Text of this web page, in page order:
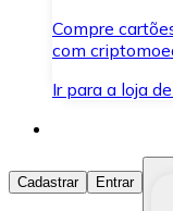
Compre
com
Ir para a loja
Comprar
Cadastrar Entrar